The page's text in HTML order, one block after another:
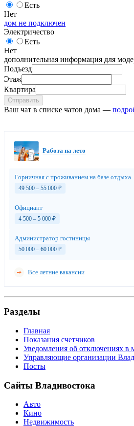
Есть
Нет
дом не подключен
Электричество
Есть
Нет
дополнительная информация для
Подъезд
Этаж
Квартира
Отправить
Ваш чат в списке чатов дома —
Работа на лето
Горничная с проживанием на базе отдыха
49 500 – 55 000 ₽
Официант
4 500 – 5 000 ₽
Администратор гостиницы
50 000 – 60 000 ₽
Все летние вакансии
Разделы
Главная
Показания счетчиков
Уведомления об отключениях в
Управляющие организации
Посты
Сайты Владивостока
Авто
Кино
Недвижимость